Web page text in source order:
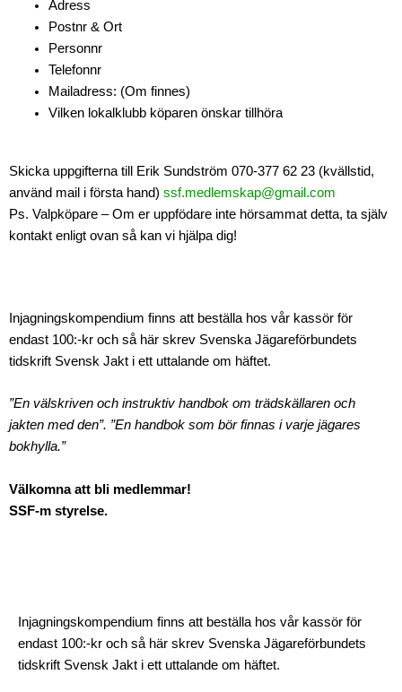
Adress
Postnr & Ort
Personnr
Telefonnr
Mailadress: (Om finnes)
Vilken lokalklubb köparen önskar tillhöra
Skicka uppgifterna till Erik Sundström 070-377 62 23 (kvällstid,
använd mail i första hand) ssf.medlemskap@gmail.com
Ps. Valpköpare – Om er uppfödare inte hörsammat detta, ta själv
kontakt enligt ovan så kan vi hjälpa dig!
Injagningskompendium finns att beställa hos vår kassör för
endast 100:-kr och så här skrev Svenska Jägareförbundets
tidskrift Svensk Jakt i ett uttalande om häftet.
”En välskriven och instruktiv handbok om trädskällaren och
jakten med den”. ”En handbok som bör finnas i varje jägares
bokhylla.”
Välkomna att bli medlemmar!
SSF-m styrelse.
Injagningskompendium finns att beställa hos vår kassör för
endast 100:-kr och så här skrev Svenska Jägareförbundets
tidskrift Svensk Jakt i ett uttalande om häftet.